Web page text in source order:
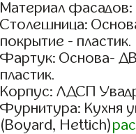
Материал
Столешница:
покрытие - пластик.
Фартук: Основа-
пластик.
Корпус: ЛДСП
Фурнитура: Кухня
(Boyard, Hettich)